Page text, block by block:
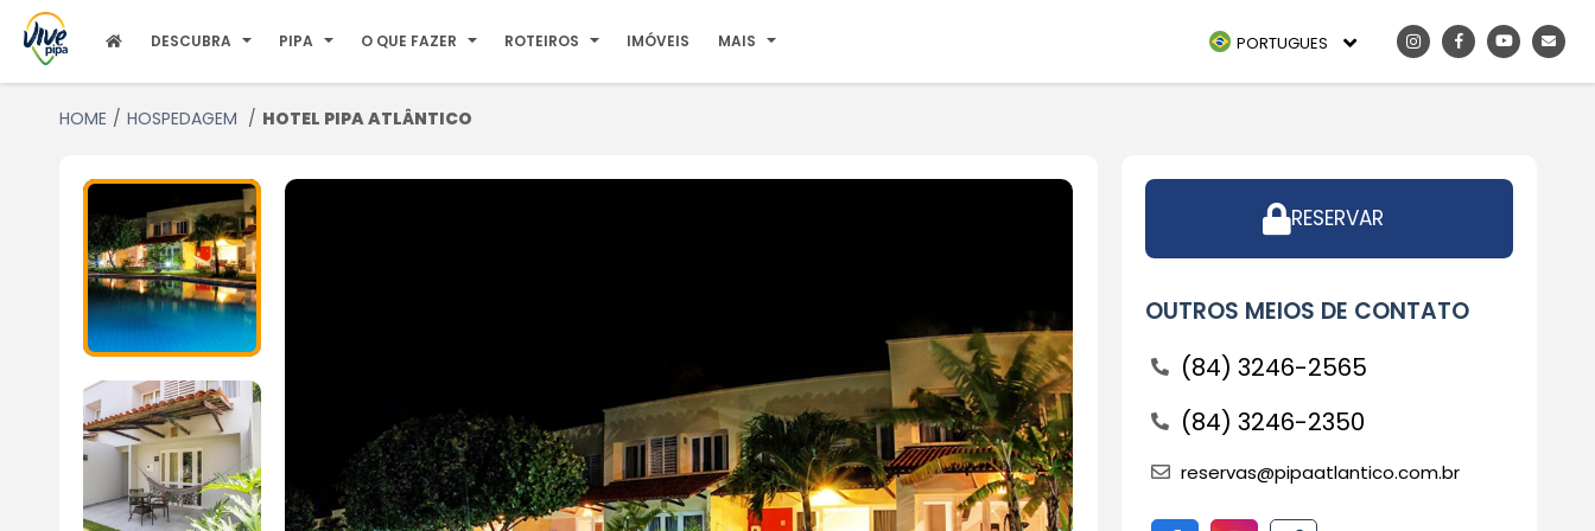
DESCUBRA PIPA O QUE FAZER ROTEIROS IMÓVEIS MAIS PORTUGUES
HOME HOSPEDAGEM HOTEL PIPA ATLÂNTICO
RESERVAR
OUTROS MEIOS DE CONTATO
(84) 3246-2565
(84) 3246-2350
reservas@pipaatlantico.com.br